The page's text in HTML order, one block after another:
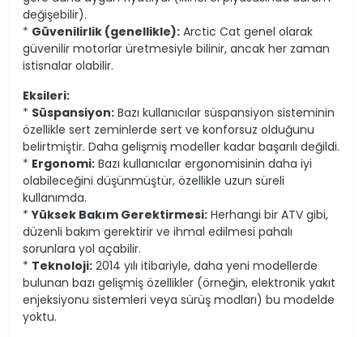
değişebilir).
* Güvenilirlik (genellikle): Arctic Cat genel olarak
güvenilir motorlar üretmesiyle bilinir, ancak her zaman
istisnalar olabilir.
Eksileri:
* Süspansiyon: Bazı kullanıcılar süspansiyon sisteminin
özellikle sert zeminlerde sert ve konforsuz olduğunu
belirtmiştir. Daha gelişmiş modeller kadar başarılı değildi.
* Ergonomi: Bazı kullanıcılar ergonomisinin daha iyi
olabileceğini düşünmüştür, özellikle uzun süreli
kullanımda.
*Yüksek Bakım Gerektirmesi: Herhangi bir ATV gibi,
düzenli bakım gerektirir ve ihmal edilmesi pahalı
sorunlara yol açabilir.
* Teknoloji: 2014 yılı itibariyle, daha yeni modellerde
bulunan bazı gelişmiş özellikler (örneğin, elektronik yakıt
enjeksiyonu sistemleri veya sürüş modları) bu modelde
yoktu.